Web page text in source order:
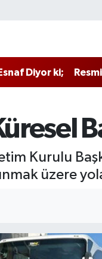
Diyor ki;
Kurulu
üzere